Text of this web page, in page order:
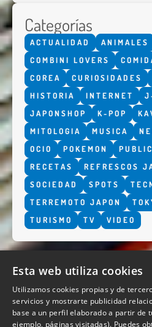
Categorías
ACTUALIDAD ANIMALES
COMBINI LOVERS
COREA
CURIOSIDADES
HISTORIA
INTERNET
JAPONSHOP
K-POP
MITOLOGIA
MUSICA
OCIO
POKEMON
RECETAS
REFRESCOS
SOCIEDAD
SPOTS
TERREMOTO JAPON
TURISMO
TV VIDEO
QUIENES
Esta web utiliza cookies
Utilizamos cookies propias y de
servicios y mostrarte publicidad
base a un perfil elaborado a partir de
ejemplo, páginas visitadas). Puedes